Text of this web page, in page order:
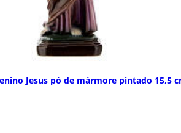
Jesus pó de mármore pintado 15,5